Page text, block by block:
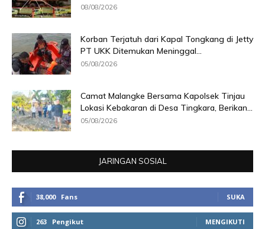
08/08/2026
Korban Terjatuh dari Kapal Tongkang di Jetty
PT UKK Ditemukan Meninggal...
05/08/2026
Camat Malangke Bersama Kapolsek Tinjau
Lokasi Kebakaran di Desa Tingkara, Berikan...
05/08/2026
JARINGAN SOSIAL
38,000 Fans SUKA
263 Pengikut MENGIKUTI